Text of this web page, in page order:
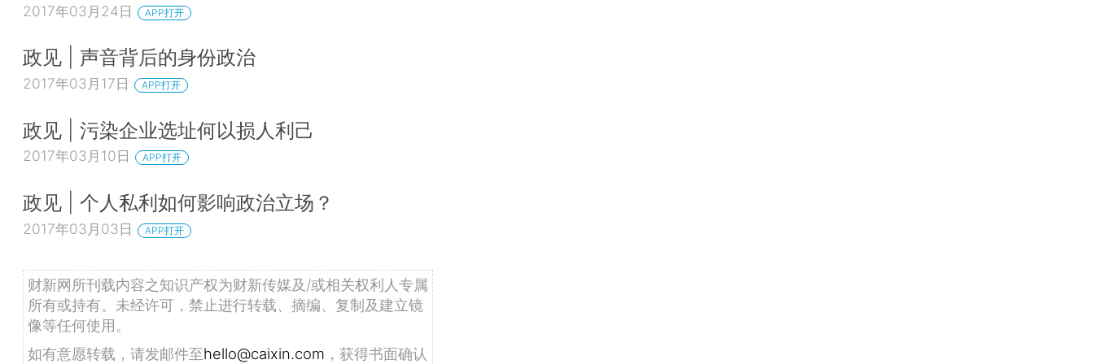
2017年03月24日 APP打开
政见 | 声音背后的身份政治
2017年03月17日 APP打开
政见 | 污染企业选址何以损人利己
2017年03月10日 APP打开
政见 | 个人私利如何影响政治立场？
2017年03月03日 APP打开
财新网所刊载内容之知识产权为财新传媒及/或相关权利人专属
所有或持有。未经许可，禁止进行转载、摘编、复制及建立镜
像等任何使用。
如有意愿转载，请发邮件至hello@caixin.com ，获得书面确认